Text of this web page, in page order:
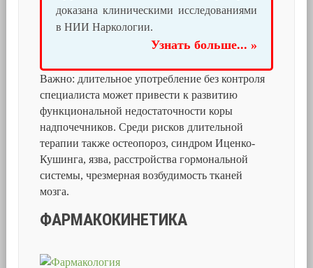
доказана клиническими исследованиями
в НИИ Наркологии.
Узнать больше... »
Важно: длительное употребление без контроля
специалиста может привести к развитию
функциональной недостаточности коры
надпочечников. Среди рисков длительной
терапии также остеопороз, синдром Иценко-
Кушинга, язва, расстройства гормональной
системы, чрезмерная возбудимость тканей
мозга.
ФАРМАКОКИНЕТИКА